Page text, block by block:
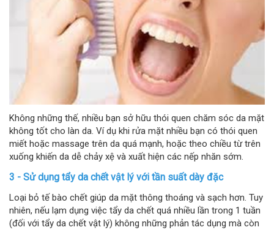
Không những thế, nhiều bạn sở hữu thói quen chăm sóc da mặt
không tốt cho làn da. Ví dụ khi rửa mặt nhiều bạn có thói quen
miết hoặc massage trên da quá mạnh, hoặc theo chiều từ trên
xuống khiến da dễ chảy xệ và xuất hiện các nếp nhăn sớm.
3 - Sử dụng tẩy da chết vật lý với tần suất dày đặc
Loại bỏ tế bào chết giúp da mặt thông thoáng và sạch hơn. Tuy
nhiên, nếu lạm dụng việc tẩy da chết quá nhiều lần trong 1 tuần
(đối với tẩy da chết vật lý) không những phản tác dụng mà còn